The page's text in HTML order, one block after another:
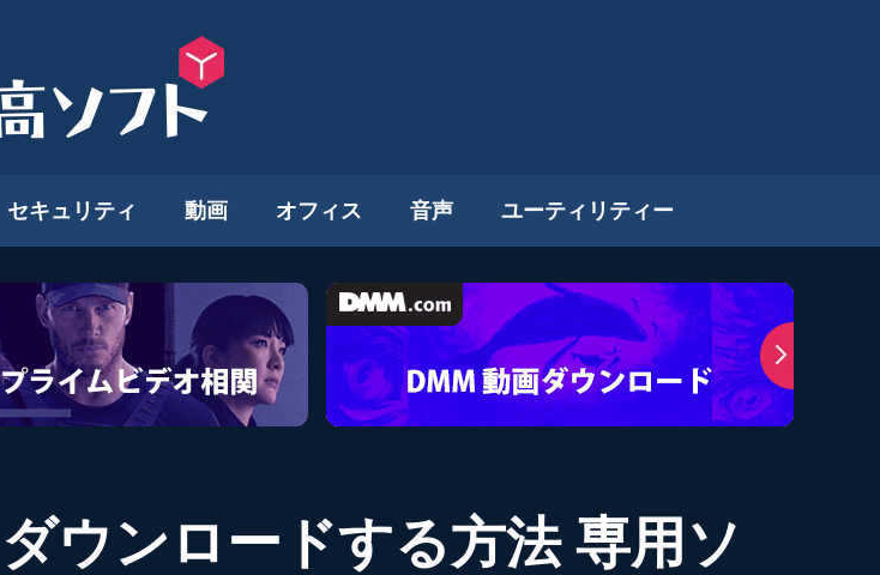
セキュリティ 動画 オフィス 音声 ユーティリティー
ウンロードする方法 専用ソ